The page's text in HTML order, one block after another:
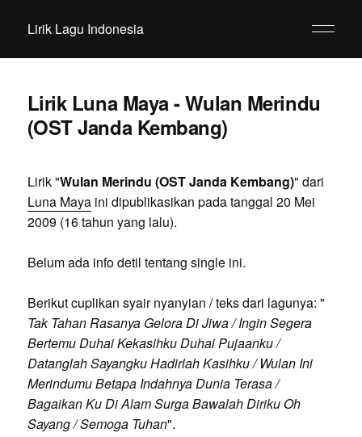
Lirik Lagu Indonesia
Lirik Luna Maya - Wulan Merindu
(OST Janda Kembang)
Lirik "Wulan Merindu (OST Janda Kembang)" dari
Luna Mayaini dipublikasikan pada tanggal 20 Mei
2009 (16 tahun yang lalu).
Belum ada info detil tentang single ini.
Berikut cuplikan syair nyanyian / teks dari lagunya: "
Tak Tahan Rasanya Gelora Di Jiwa / Ingin Segera
Bertemu Duhai Kekasihku Duhai Pujaanku /
Datanglah Sayangku Hadirlah Kasihku / Wulan Ini
Merindumu Betapa Indahnya Dunia Terasa /
Bagaikan Ku Di Alam Surga Bawalah Diriku Oh
Sayang / Semoga Tuhan".